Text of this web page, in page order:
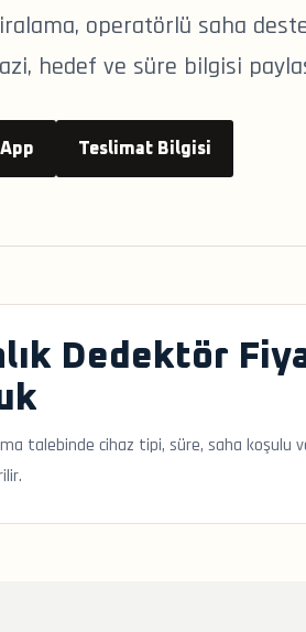
operatörlü saha
hedef ve süre bilgisi
Teslimat Bilgisi
Dedektör
talebinde cihaz tipi, süre, saha koşulu